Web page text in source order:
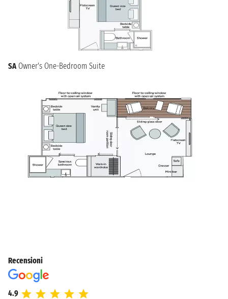
SA Owner's One-Bedroom Suite
Recensioni
4.9